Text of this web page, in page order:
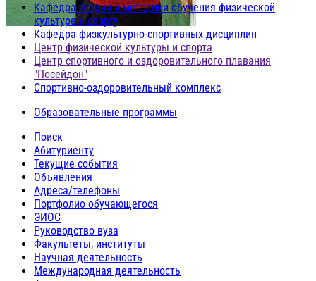
Кафедра теории и методики обучения физической
культуре и спорту
Кафедра физкультурно-спортивных дисциплин
Центр физической культуры и спорта
Центр спортивного и оздоровительного плавания
"Посейдон"
Спортивно-оздоровительный комплекс
Образовательные программы
Поиск
Абитуриенту
Текущие события
Объявления
Адреса/телефоны
Портфолио обучающегося
ЭИОС
Руководство вуза
Факультеты, институты
Научная деятельность
Международная деятельность